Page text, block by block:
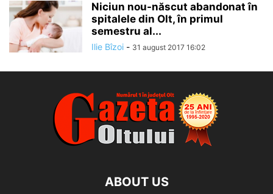
Niciun nou-născut abandonat în
spitalele din Olt, în primul
semestru al...
Ilie Bîzoi - 31 august 2017 16:02
ABOUT US